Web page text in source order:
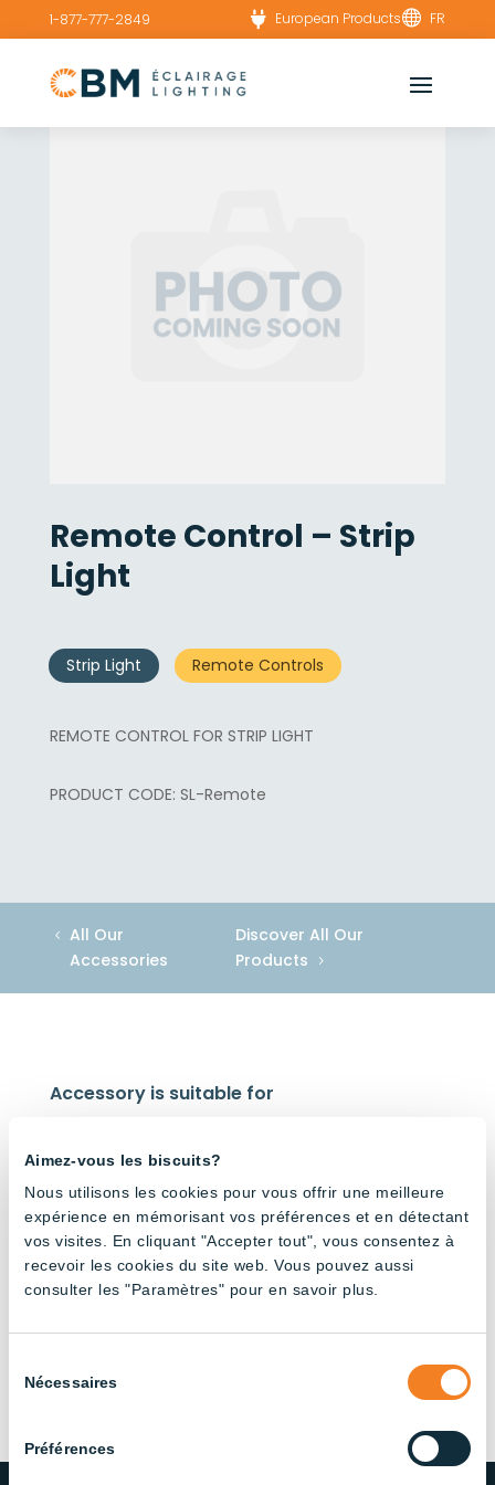
Aimez-vous les biscuits?
Nous utilisons les cookies pour vous offrir une meilleure
expérience en mémorisant vos préférences et en détectant
vos visites. En cliquant "Accepter tout", vous consentez à
recevoir les cookies du site web. Vous pouvez aussi
consulter les "Paramètres" pour en savoir plus.
duNécessaires
Préférences
1-877-777-2849  European Products FR
Remote Control – Strip
Light
Strip Light Remote Controls
REMOTE CONTROL FOR STRIP LIGHT
SL-Remote
All Our
Accessories
Discover All Our
Products
Accessory is suitable for
Strip
Light –
CCT